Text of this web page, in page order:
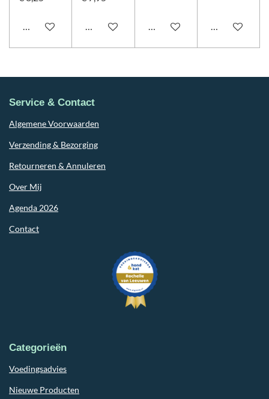
In winkelwagen In winkelwagen In winkelwagen In
Service & Contact
Algemene Voorwaarden
Verzending & Bezorging
Retourneren & Annuleren
Over Mij
Agenda 2026
Contact
Categorieën
Voedingsadvies
Nieuwe Producten